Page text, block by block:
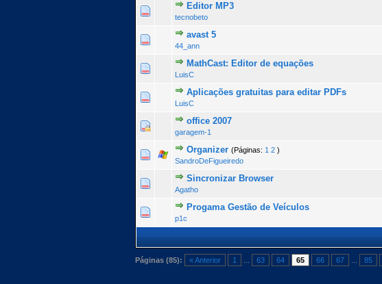
Editor MP3
tecnobeto
0 Voto(s) - 0 de 5 na totalidade
avast 5
44_ann
0 Voto(s) - 0 de 5 na totalidade
MathCast: Editor de equações
LuisC
0 Voto(s) - 0 de 5 na totalidade
12345
Aplicações gratuitas para editar PDFs
LuisC
0 Voto(s) - 0 de 5 na totalidade
123 45
office 2007
garagem-1
0 Voto(s) - 0 de 5 na totalidade
Organizer (Páginas: 1 2 )
SandroDeFigueiredo
0 Voto(s) - 0 de 5 na totalidade
1 2 3 4
Sincronizar Browser
Agatho
0 Voto(s) - 0 de 5 na totalidade
123
Progama Gestão de Veículos
p1c
0 Voto(s) - 0 de 5 na totalidade
12345
Páginas (85): « Anterior 1 63 64 65 66 67 85